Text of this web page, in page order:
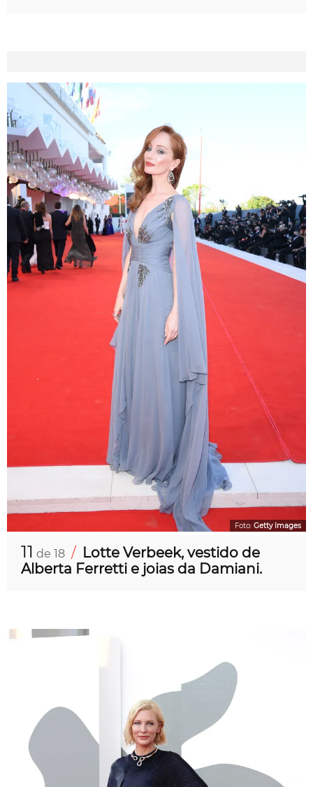
Foto: Getty Images
11 de 18 / Lotte Verbeek, vestido de
Alberta Ferretti e joias da Damiani.